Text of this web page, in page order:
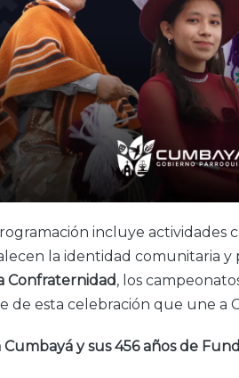
incluye actividades
la identidad comunitaria y
Confraternidad, los
de esta celebración que une a
Cumbayá y sus 456 años de